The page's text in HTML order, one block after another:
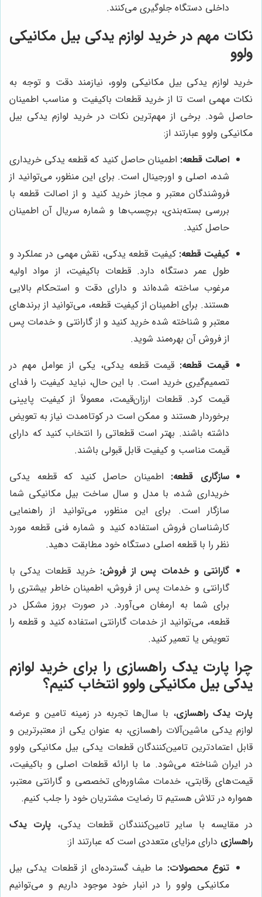
داخلی دستگاه جلوگیری می‌کنند.
نکات مهم در خرید لوازم یدکی بیل مکانیکی
ولوو
خرید لوازم یدکی بیل مکانیکی ولوو، نیازمند دقت و توجه به
نکات مهمی است تا از خرید قطعات باکیفیت و مناسب اطمینان
حاصل شود. برخی از مهم‌ترین نکات در خرید لوازم یدکی بیل
مکانیکی ولوو عبارتند از:
اصالت قطعه: اطمینان حاصل کنید که قطعه یدکی خریداری
شده، اصلی و اورجینال است. برای این منظور، می‌توانید از
فروشندگان معتبر و مجاز خرید کنید و از اصالت قطعه با
بررسی بسته‌بندی، برچسب‌ها و شماره سریال آن اطمینان
حاصل کنید.
کیفیت قطعه: کیفیت قطعه یدکی، نقش مهمی در عملکرد و
طول عمر دستگاه دارد. قطعات باکیفیت، از مواد اولیه
مرغوب ساخته شده‌اند و دارای دقت و استحکام بالایی
هستند. برای اطمینان از کیفیت قطعه، می‌توانید از برندهای
معتبر و شناخته شده خرید کنید و از گارانتی و خدمات پس
از فروش آن بهره‌مند شوید.
قیمت قطعه: قیمت قطعه یدکی، یکی از عوامل مهم در
تصمیم‌گیری خرید است. با این حال، نباید کیفیت را فدای
قیمت کرد. قطعات ارزان‌قیمت، معمولاً از کیفیت پایینی
برخوردار هستند و ممکن است در کوتاه‌مدت نیاز به تعویض
داشته باشند. بهتر است قطعاتی را انتخاب کنید که دارای
قیمت مناسب و کیفیت قابل قبولی باشند.
سازگاری قطعه: اطمینان حاصل کنید که قطعه یدکی
خریداری شده، با مدل و سال ساخت بیل مکانیکی شما
سازگار است. برای این منظور، می‌توانید از راهنمایی
کارشناسان فروش استفاده کنید و شماره فنی قطعه مورد
نظر را با قطعه اصلی دستگاه خود مطابقت دهید.
گارانتی و خدمات پس از فروش: خرید قطعات یدکی با
گارانتی و خدمات پس از فروش، اطمینان خاطر بیشتری را
برای شما به ارمغان می‌آورد. در صورت بروز مشکل در
قطعه، می‌توانید از خدمات گارانتی استفاده کنید و قطعه را
تعویض یا تعمیر کنید.
چرا پارت یدک راهسازی را برای خرید لوازم
یدکی بیل مکانیکی ولوو انتخاب کنیم؟
پارت یدک راهسازی، با سال‌ها تجربه در زمینه تامین و عرضه
لوازم یدکی ماشین‌آلات راهسازی، به عنوان یکی از معتبرترین و
قابل اعتمادترین تامین‌کنندگان قطعات یدکی بیل مکانیکی ولوو
در ایران شناخته می‌شود. ما با ارائه قطعات اصلی و باکیفیت،
قیمت‌های رقابتی، خدمات مشاوره‌ای تخصصی و گارانتی معتبر،
همواره در تلاش هستیم تا رضایت مشتریان خود را جلب کنیم.
در مقایسه با سایر تامین‌کنندگان قطعات یدکی،پارت یدک
راهسازی دارای مزایای متعددی است که عبارتند از:
تنوع محصولات: ما طیف گسترده‌ای از قطعات یدکی بیل
مکانیکی ولوو را در انبار خود موجود داریم و می‌توانیم